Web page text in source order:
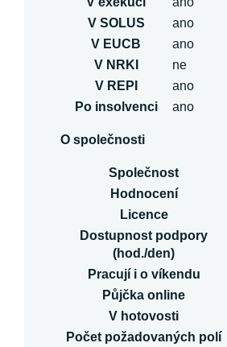
V SOLUS
ano
V EUCB
ano
V NRKI
ne
V REPI
ano
Po insolvenci
ano
O společnosti
Společnost
Hodnocení
Licence
Dostupnost podpory
(hod./den)
Pracují i o víkendu
Půjčka online
V hotovosti
Počet požadovaných polí